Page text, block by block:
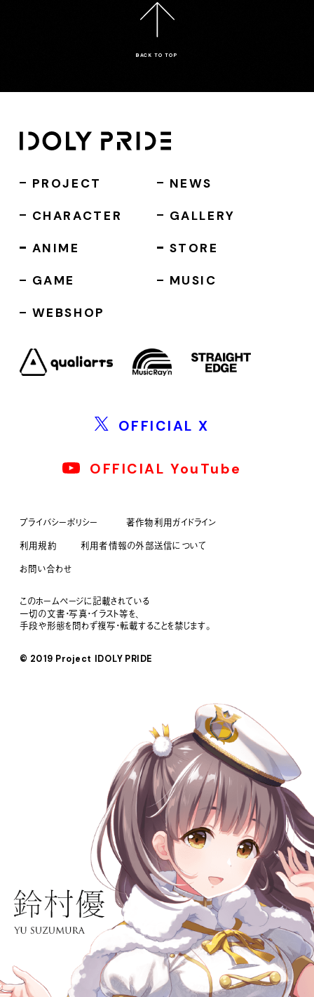
BACK TO TOP
PROJECT
CHARACTER
ANIME
GAME
WEBSHOP
NEWS
GALLERY
STORE
MUSIC
OFFICIAL X
OFFICIAL YouTube
プライバシーポリシー
著作物利用ガイドライン
利用規約
利用者情報の外部送信について
お問い合わせ
このホームページに記載されている
一切の文書・写真・イラスト等を、
手段や形態を問わず複写・転載することを禁じます。
© 2019 Project IDOLY PRIDE